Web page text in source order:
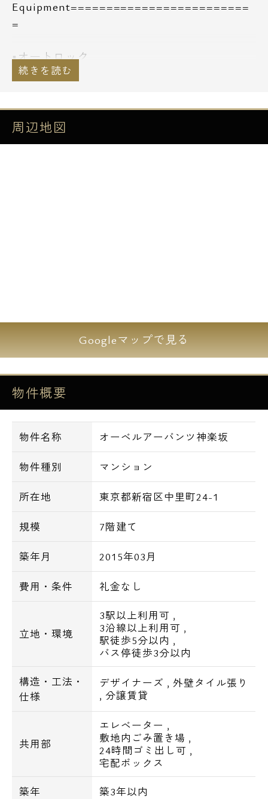
Equipment=========================
=
■オートロック
■エレベーター
■防犯カメラ
■ALSOK24セキュリティ
■独立洗面台
■温水洗浄便座
■グースネックシャワー水栓
■ソフトクローズ機能付収納
■アルミスライドラック
■耐震タッチ付吊戸棚
■独立型浄水器
■BS・CS対応
■CATV対応
=================================
■周辺環境■
セブンイレブンまで徒歩1分
ファミリーマート、ローソン、どらっぐぱぱ
す、郵便局まで徒歩3分
まいばすけっとまで徒歩4分
周辺地図
Googleマップで見る
物件概要
物件名称 オーベルアーバンツ神楽坂
物件種別 マンション
所在地 東京都新宿区中里町24-1
規模 7階建て
築年月 2015年03月
費用・条件 礼金なし
立地・環境
3駅以上利用可 ,
3沿線以上利用可 ,
駅徒歩5分以内 ,
バス停徒歩3分以内
構造・工法・
仕様
デザイナーズ , 外壁タイル張り
, 分譲賃貸
共用部
エレベーター ,
敷地内ごみ置き場 ,
24時間ゴミ出し可 ,
宅配ボックス
築年 築3年以内